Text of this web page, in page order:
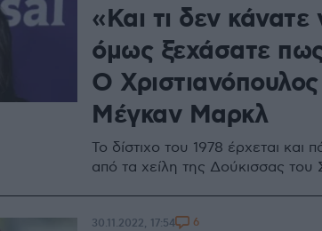
«Και τι δεν
όμως ξεχάσατε
Ο
Μέγκαν Μαρκλ
Το δίστιχο του 1978 έρχεται και
από τα χείλη της Δούκισσας του
30.11.2022, 17:54 6